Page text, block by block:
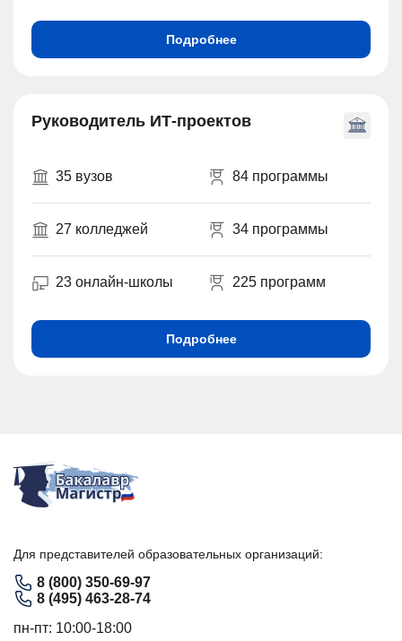
Подробнее
Руководитель ИТ-проектов
35 вузов 84 программы
27 колледжей 34 программы
23 онлайн-школы 225 программ
Подробнее
Для представителей образовательных организаций:
8 (800) 350-69-97
8 (495) 463-28-74
пн-пт: 10:00-18:00